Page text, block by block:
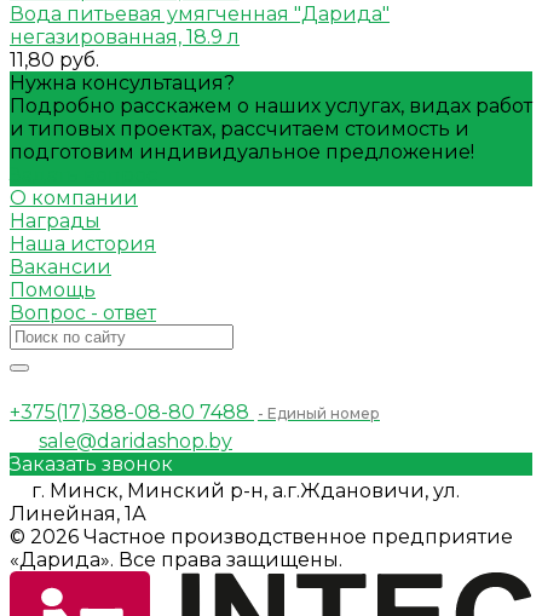
Вода питьевая умягченная "Дарида"
негазированная, 18.9 л
11,80 руб.
Нужна консультация?
Подробно расскажем о наших услугах, видах работ
и типовых проектах, рассчитаем стоимость и
подготовим индивидуальное предложение!
О компании
Награды
Наша история
Вакансии
Помощь
Вопрос - ответ
+375(17)388-08-80 7488 - Единый номер
sale@daridashop.by
Заказать звонок
г. Минск, Минский р-н, а.г.Ждановичи, ул.
Линейная, 1А
© 2026 Частное производственное предприятие
«Дарида». Все права защищены.